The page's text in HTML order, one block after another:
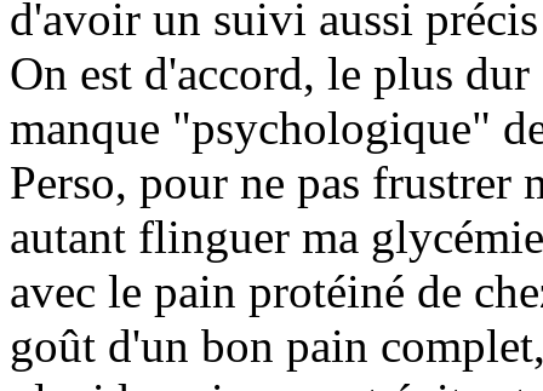
d'avoir un suivi aussi
On est d'accord, le plus
manque "psychologique"
Perso, pour ne pas frustrer
autant flinguer ma
avec le pain protéiné de
goût d'un bon pain